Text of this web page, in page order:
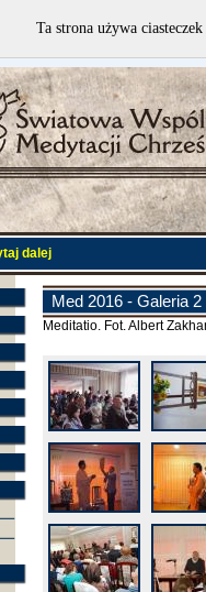
dalej
Med 2016 - Galeria 2
Meditatio. Fot. Albert
Ta strona używa